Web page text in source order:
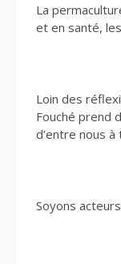
La
et en santé,
Loin des
Fouché prend
d’entre nous
Soyons